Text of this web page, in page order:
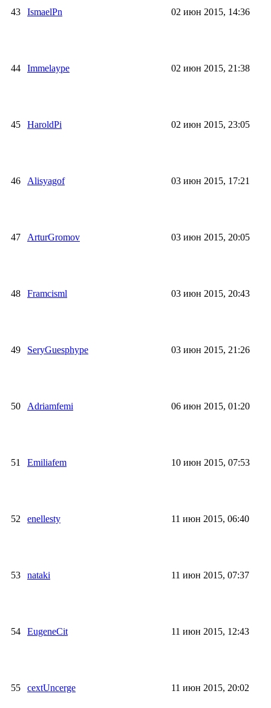
43 IsmaelPn 02 июн 2015, 14:36
44 Immelaype 02 июн 2015, 21:38
45 HaroldPi 02 июн 2015, 23:05
46 Alisyagof 03 июн 2015, 17:21
47 ArturGromov 03 июн 2015, 20:05
48 Framcisml 03 июн 2015, 20:43
49 SeryGuesphype 03 июн 2015, 21:26
50 Adriamfemi 06 июн 2015, 01:20
51 Emiliafem 10 июн 2015, 07:53
52 enellesty 11 июн 2015, 06:40
53 nataki 11 июн 2015, 07:37
54 EugeneCit 11 июн 2015, 12:43
55 cextUncerge 11 июн 2015, 20:02